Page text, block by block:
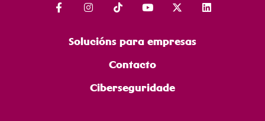
Solucións para empresas
Contacto
Ciberseguridade